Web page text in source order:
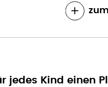
jedes Kind einen